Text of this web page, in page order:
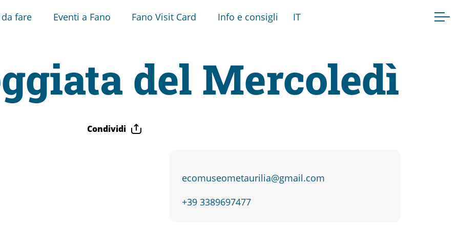
da fare Eventi a Fano Fano Visit Card Info e consigli IT
del Mercoledì
Condividi
ecomuseometaurilia@gmail.com
+39 3389697477